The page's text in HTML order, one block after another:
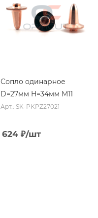
Сопло одинарное
D=27мм H=34мм M11
Арт.: SK-PKPZ27021
624₽/шт